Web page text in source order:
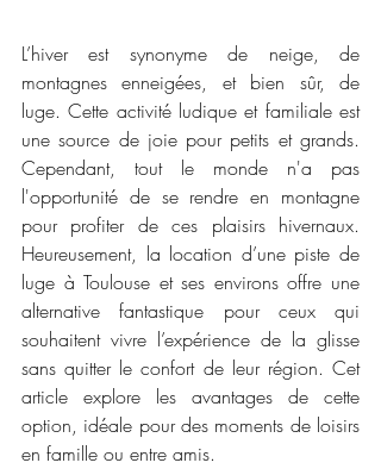
L’hiver est synonyme de neige, de
montagnes enneigées, et bien sûr, de
luge. Cette activité ludique et familiale est
une source de joie pour petits et grands.
Cependant, tout le monde n'a pas
l'opportunité de se rendre en montagne
pour profiter de ces plaisirs hivernaux.
Heureusement, la location d’une piste de
luge à Toulouse et ses environs offre une
alternative fantastique pour ceux qui
souhaitent vivre l’expérience de la glisse
sans quitter le confort de leur région. Cet
article explore les avantages de cette
option, idéale pour des moments de loisirs
en famille ou entre amis.